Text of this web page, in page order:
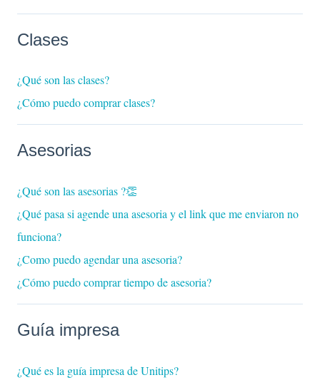
Clases
¿Qué son las clases?
¿Cómo puedo comprar clases?
Asesorias
¿Qué son las asesorias ?👏
¿Qué pasa si agende una asesoria y el link que me enviaron no
funciona?
¿Como puedo agendar una asesoria?
¿Cómo puedo comprar tiempo de asesoria?
Guía impresa
¿Qué es la guía impresa de Unitips?